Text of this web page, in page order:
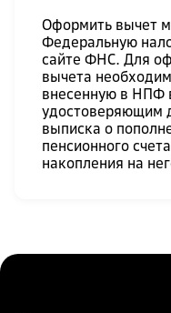
Оформить вычет
Федеральную
сайте ФНС. Для
вычета
внесенную в НПФ
удостоверяющим
выписка о
пенсионного
накопления на